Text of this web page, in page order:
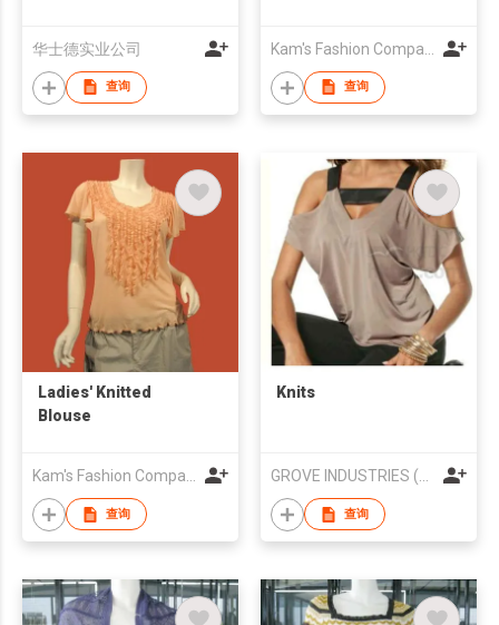
华士德实业公司
查询 查询
Ladies' Knitted
Blouse
查询
Knits
查询